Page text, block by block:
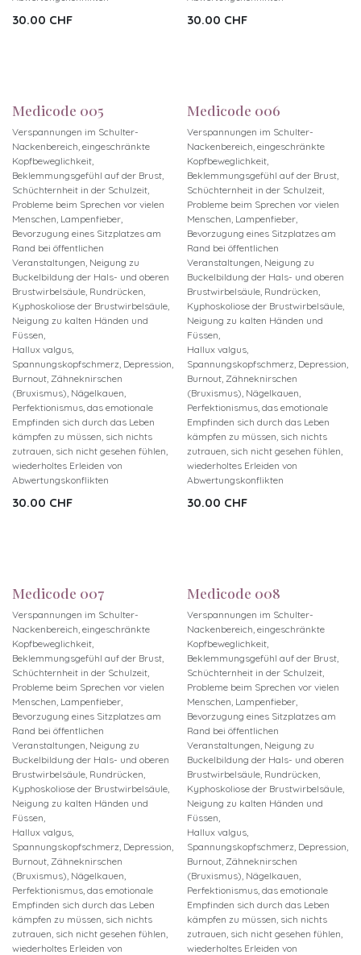
30.00 CHF 30.00 CHF
Neu!
Medicode 005
Verspannungen im Schulter-
Nackenbereich, eingeschränkte
Kopfbeweglichkeit,
Beklemmungsgefühl auf der Brust,
Schüchternheit in der Schulzeit,
Probleme beim Sprechen vor vielen
Menschen, Lampenfieber,
Bevorzugung eines Sitzplatzes am
Rand bei öffentlichen
Veranstaltungen, Neigung zu
Buckelbildung der Hals- und oberen
Brustwirbelsäule, Rundrücken,
Kyphoskoliose der Brustwirbelsäule,
Neigung zu kalten Händen und
Füssen,
Hallux valgus,
Spannungskopfschmerz, Depression,
Burnout, Zähneknirschen
(Bruxismus), Nägelkauen,
Perfektionismus, das emotionale
Empfinden sich durch das Leben
kämpfen zu müssen, sich nichts
zutrauen, sich nicht gesehen fühlen,
wiederholtes Erleiden von
Abwertungskonflikten
30.00 CHF
Neu!
Medicode 006
Verspannungen im Schulter-
Nackenbereich, eingeschränkte
Kopfbeweglichkeit,
Beklemmungsgefühl auf der Brust,
Schüchternheit in der Schulzeit,
Probleme beim Sprechen vor vielen
Menschen, Lampenfieber,
Bevorzugung eines Sitzplatzes am
Rand bei öffentlichen
Veranstaltungen, Neigung zu
Buckelbildung der Hals- und oberen
Brustwirbelsäule, Rundrücken,
Kyphoskoliose der Brustwirbelsäule,
Neigung zu kalten Händen und
Füssen,
Hallux valgus,
Spannungskopfschmerz, Depression,
Burnout, Zähneknirschen
(Bruxismus), Nägelkauen,
Perfektionismus, das emotionale
Empfinden sich durch das Leben
kämpfen zu müssen, sich nichts
zutrauen, sich nicht gesehen fühlen,
wiederholtes Erleiden von
Abwertungskonflikten
30.00 CHF
Neu!
Medicode 007
Verspannungen im Schulter-
Nackenbereich, eingeschränkte
Kopfbeweglichkeit,
Beklemmungsgefühl auf der Brust,
Schüchternheit in der Schulzeit,
Probleme beim Sprechen vor vielen
Menschen, Lampenfieber,
Bevorzugung eines Sitzplatzes am
Rand bei öffentlichen
Veranstaltungen, Neigung zu
Buckelbildung der Hals- und oberen
Brustwirbelsäule, Rundrücken,
Kyphoskoliose der Brustwirbelsäule,
Neigung zu kalten Händen und
Füssen,
Hallux valgus,
Spannungskopfschmerz, Depression,
Burnout, Zähneknirschen
(Bruxismus), Nägelkauen,
Perfektionismus, das emotionale
Empfinden sich durch das Leben
kämpfen zu müssen, sich nichts
zutrauen, sich nicht gesehen fühlen,
wiederholtes Erleiden von
Neu!
Medicode 008
Verspannungen im Schulter-
Nackenbereich, eingeschränkte
Kopfbeweglichkeit,
Beklemmungsgefühl auf der Brust,
Schüchternheit in der Schulzeit,
Probleme beim Sprechen vor vielen
Menschen, Lampenfieber,
Bevorzugung eines Sitzplatzes am
Rand bei öffentlichen
Veranstaltungen, Neigung zu
Buckelbildung der Hals- und oberen
Brustwirbelsäule, Rundrücken,
Kyphoskoliose der Brustwirbelsäule,
Neigung zu kalten Händen und
Füssen,
Hallux valgus,
Spannungskopfschmerz, Depression,
Burnout, Zähneknirschen
(Bruxismus), Nägelkauen,
Perfektionismus, das emotionale
Empfinden sich durch das Leben
kämpfen zu müssen, sich nichts
zutrauen, sich nicht gesehen fühlen,
wiederholtes Erleiden von